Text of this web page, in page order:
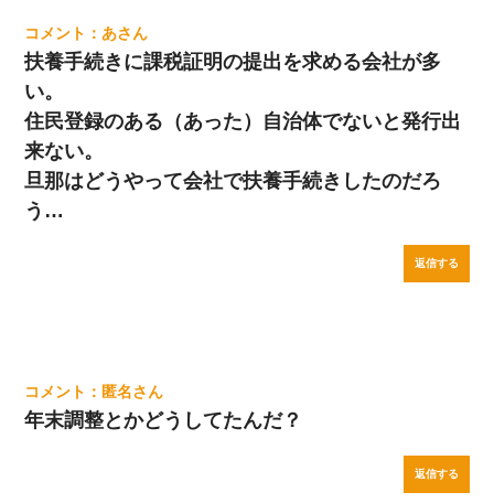
あ
扶養手続きに課税証明の提出を求める会社が多
い。
住民登録のある（あった）自治体でないと発行出
来ない。
旦那はどうやって会社で扶養手続きしたのだろ
う…
返信する
匿名
年末調整とかどうしてたんだ？
返信する